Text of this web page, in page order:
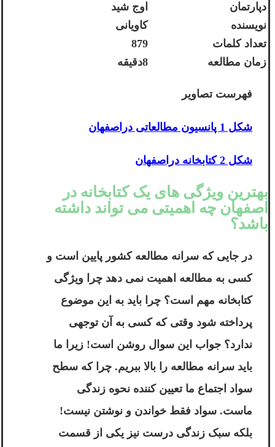
دپارتمان
اوج شید
نویسنده
کاویانی
تعداد کلمات
879
زمان مطالعه
8دقیقه
فهرست تصاویر
شکل 1 پانسیون مطالعاتی دراصفهان
شکل 2 کتابخانه دراصفهان
بهترین ویژگی های یک کتابخانه در
اصفهان چه اهمیتی می تواند داشته
باشد؟
در جایی که سرانه مطالعه کشور پایین است و
کسی به مطالعه اهمیت نمی دهد چرا ویژگی
کتابخانه مهم است؟ چرا باید به این موضوع
پرداخته شود وقتی که کسی به آن توجهی
ندارد؟ جواب این سوال روشن است! زیرا ما
باید سرانه مطالعه را بالا ببریم. چرا که سطح
سواد اجتماع ما تعیین کننده نحوه زندگی
ماست. سواد فقط خواندن و نوشتن نیست!
بلکه سبک زندگی درست نیز یکی از قسمت